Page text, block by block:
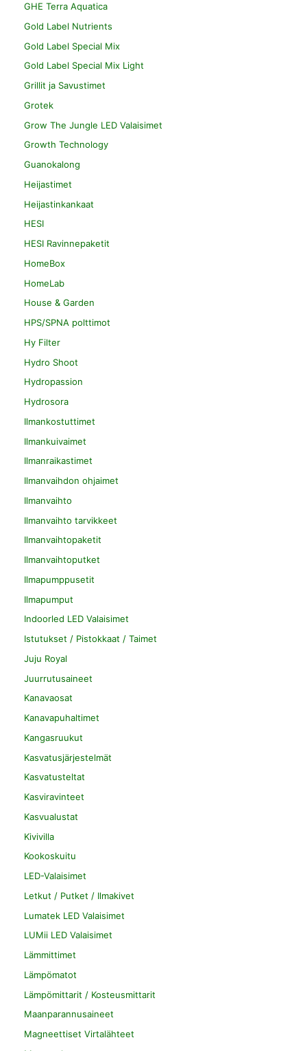
GHE Terra Aquatica
Gold Label Nutrients
Gold Label Special Mix
Gold Label Special Mix Light
Grillit ja Savustimet
Grotek
Grow The Jungle LED Valaisimet
Growth Technology
Guanokalong
Heijastimet
Heijastinkankaat
HESI
HESI Ravinnepaketit
HomeBox
HomeLab
House & Garden
HPS/SPNA polttimot
Hy Filter
Hydro Shoot
Hydropassion
Hydrosora
Ilmankostuttimet
Ilmankuivaimet
Ilmanraikastimet
Ilmanvaihdon ohjaimet
Ilmanvaihto
Ilmanvaihto tarvikkeet
Ilmanvaihtopaketit
Ilmanvaihtoputket
Ilmapumppusetit
Ilmapumput
Indoorled LED Valaisimet
Istutukset / Pistokkaat / Taimet
Juju Royal
Juurrutusaineet
Kanavaosat
Kanavapuhaltimet
Kangasruukut
Kasvatusjärjestelmät
Kasvatusteltat
Kasviravinteet
Kasvualustat
Kivivilla
Kookoskuitu
LED-Valaisimet
Letkut / Putket / Ilmakivet
Lumatek LED Valaisimet
LUMii LED Valaisimet
Lämmittimet
Lämpömatot
Lämpömittarit / Kosteusmittarit
Maanparannusaineet
Magneettiset Virtalähteet